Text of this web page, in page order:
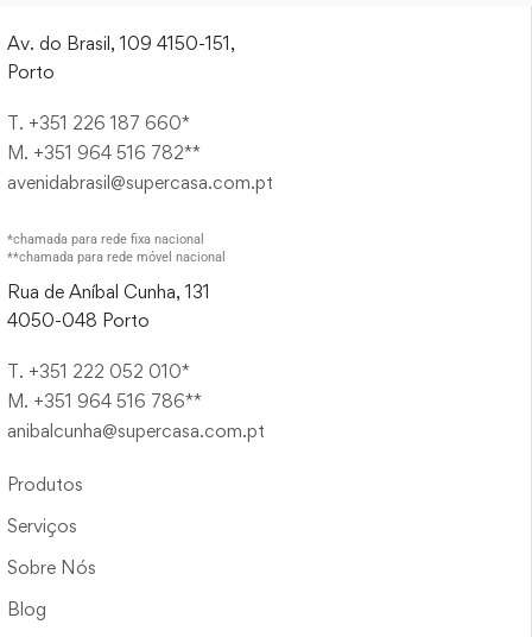
Av. do Brasil, 109 4150-151,
Porto
T. +351 226 187 660*
M. +351 964 516 782**
avenidabrasil@supercasa.com.pt
*chamada para rede fixa nacional
**chamada para rede móvel nacional
Rua de Aníbal Cunha, 131
4050-048 Porto
T. +351 222 052 010*
M. +351 964 516 786**
anibalcunha@supercasa.com.pt
Produtos
Serviços
Sobre Nós
Blog